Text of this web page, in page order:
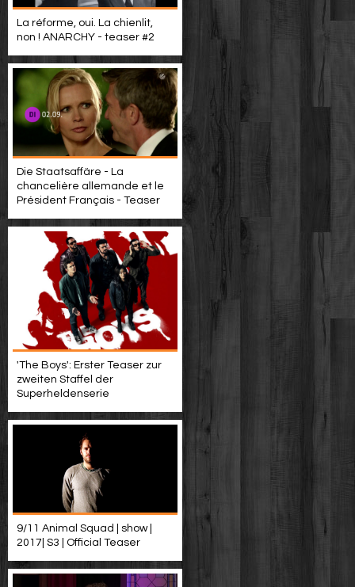
La réforme, oui. La chienlit,
non ! ANARCHY - teaser #2
Die Staatsaffäre - La
chancelière allemande et le
Président Français - Teaser
'The Boys': Erster Teaser zur
zweiten Staffel der
Superheldenserie
9/11 Animal Squad | show |
2017| S3 | Official Teaser